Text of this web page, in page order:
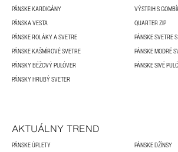
PÁNSKE KARDIGÁNY
VÝSTRIH S
PÁNSKA VESTA
QUARTER ZIP
PÁNSKE ROLÁKY A SVETRE
PÁNSKE SVETRE
PÁNSKE KAŠMÍROVÉ SVETRE
PÁNSKE MODRÉ
PÁNSKY BÉŽOVÝ PULÓVER
PÁNSKE SIVÉ
PÁNSKY HRUBÝ SVETER
AKTUÁLNY TREND
PÁNSKE ÚPLETY
PÁNSKE DŽÍNSY